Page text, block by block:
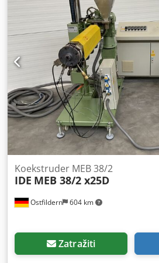
Ostfildern 604 km
Koekstruder MEB 38/2
IDE MEB 38/2 x25D
Zatražiti